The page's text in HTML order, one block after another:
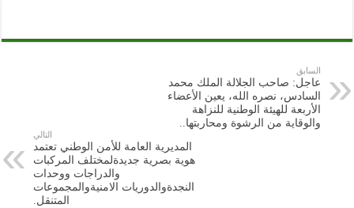
السابق
عاجل: صاحب الجلالة الملك محمد
السادس، نصره الله، يعين الأعضاء
الأربعة للهيئة الوطنية للنزاهة
والوقاية من الرشوة ومحاربتها..
التالي
المديرية العامة للأمن الوطني تعتمد
هوية بصرية جديدةلمختلف المركبات
والدراجات ووحدات
النجدةوالدوريات الامنيةوالمجموعات
المتنقل.